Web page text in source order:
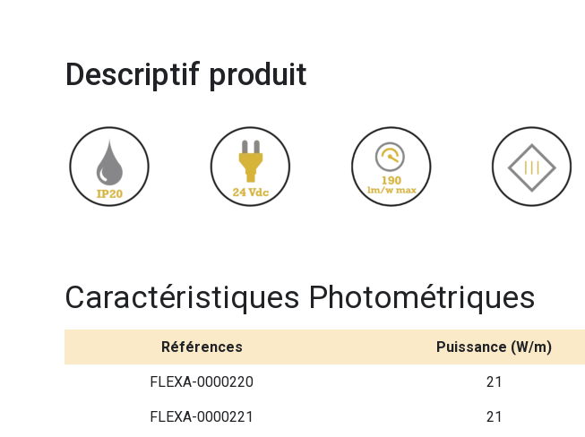
Descriptif produit
Caractéristiques Photométriques
Références Puissance (W/m)
FLEXA-0000220 21
FLEXA-0000221 21